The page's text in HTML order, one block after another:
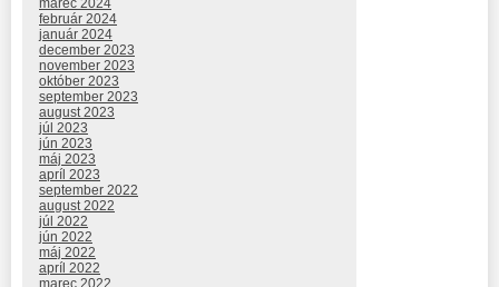
február 2024
január 2024
december 2023
november 2023
október 2023
september 2023
august 2023
júl 2023
jún 2023
máj 2023
apríl 2023
september 2022
august 2022
júl 2022
jún 2022
máj 2022
apríl 2022
marec 2022